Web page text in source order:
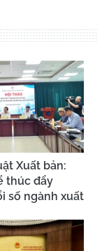
Xuất bản:
thúc đẩy
số ngành xuất